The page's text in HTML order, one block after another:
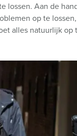
lossen. Aan de
op te
alles natuurlijk